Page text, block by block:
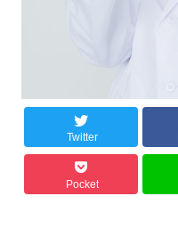
Twitter
Pocket